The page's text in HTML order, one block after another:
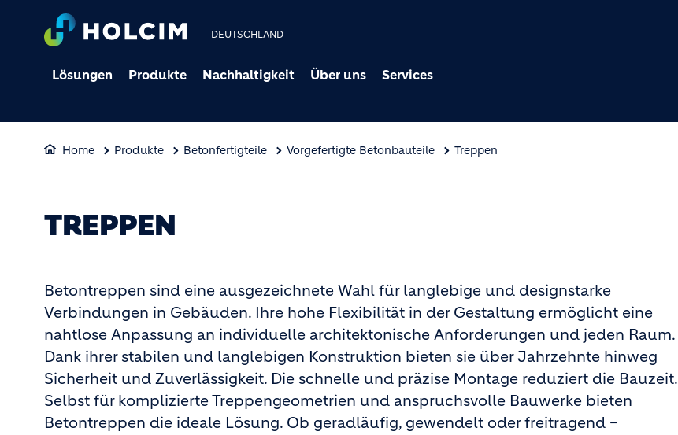
DEUTSCHLAND
Lösungen Produkte Nachhaltigkeit Über uns Services
Home Produkte Betonfertigteile Vorgefertigte Betonbauteile Treppen
TREPPEN
Betontreppen sind eine ausgezeichnete Wahl für langlebige und designstarke
Verbindungen in Gebäuden. Ihre hohe Flexibilität in der Gestaltung ermöglicht eine
nahtlose Anpassung an individuelle architektonische Anforderungen und jeden Raum.
Dank ihrer stabilen und langlebigen Konstruktion bieten sie über Jahrzehnte hinweg
Sicherheit und Zuverlässigkeit. Die schnelle und präzise Montage reduziert die Bauzeit.
Selbst für komplizierte Treppengeometrien und anspruchsvolle Bauwerke bieten
Betontreppen die ideale Lösung. Ob geradläufig, gewendelt oder freitragend –